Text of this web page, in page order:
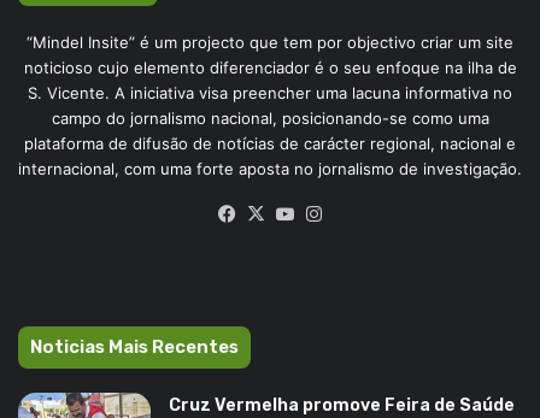
“Mindel Insite” é um projecto que tem por objectivo criar um site
noticioso cujo elemento diferenciador é o seu enfoque na ilha de
S. Vicente. A iniciativa visa preencher uma lacuna informativa no
campo do jornalismo nacional, posicionando-se como uma
plataforma de difusão de notícias de carácter regional, nacional e
internacional, com uma forte aposta no jornalismo de investigação.
Facebook
X YouTube
Noticias Mais Recentes
Cruz Vermelha promove Feira de Saúde